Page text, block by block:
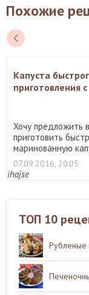
Похожие
Капуста
приготовления с
Хочу предложить
приготовить
маринованную
болгар ...
07.09.2016, 20:05
ihajse
ТОП 10
Рубленые